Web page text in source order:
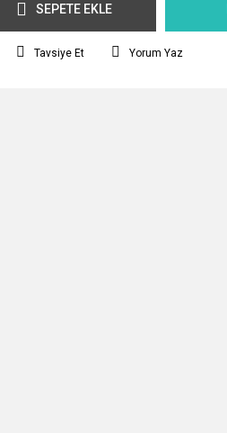
SEPETE EKLE
Tavsiye Et Yorum Yaz